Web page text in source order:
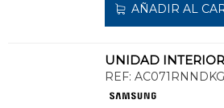
AÑADIR AL
REF: